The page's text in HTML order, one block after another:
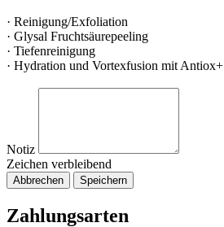
· Reinigung/Exfoliation
· Glysal Fruchtsäurepeeling
· Tiefenreinigung
· Hydration und Vortexfusion mit Antiox+
Notiz
Zeichen verbleibend
Abbrechen Speichern
Zahlungsarten